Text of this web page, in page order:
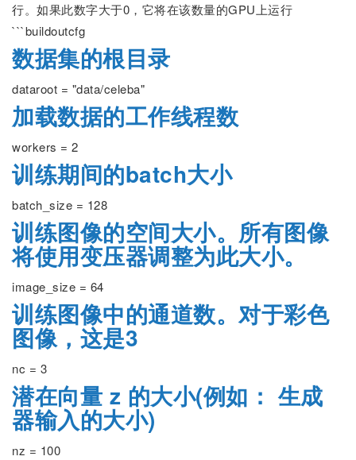
行。如果此数字大于0，它将在该数量的GPU上运行
```buildoutcfg
数据集的根目录
dataroot = "data/celeba"
加载数据的工作线程数
workers = 2
训练期间的batch大小
batch_size = 128
训练图像的空间大小。所有图像
将使用变压器调整为此大小。
image_size = 64
训练图像中的通道数。对于彩色
图像，这是3
nc = 3
潜在向量 z 的大小(例如： 生成
器输入的大小)
nz = 100